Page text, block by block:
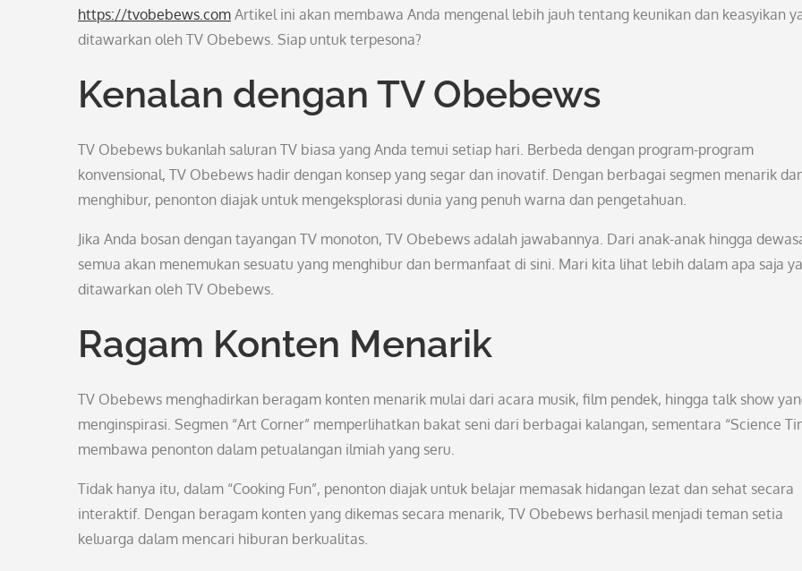
https://tvobebews.com Artikel ini akan membawa Anda mengenal lebih jauh tentang keunikan dan keasyikan
ditawarkan oleh TV Obebews. Siap untuk terpesona?
Kenalan dengan TV Obebews
TV Obebews bukanlah saluran TV biasa yang Anda temui setiap hari. Berbeda dengan program-program
konvensional, TV Obebews hadir dengan konsep yang segar dan inovatif. Dengan berbagai segmen menarik
menghibur, penonton diajak untuk mengeksplorasi dunia yang penuh warna dan pengetahuan.
Jika Anda bosan dengan tayangan TV monoton, TV Obebews adalah jawabannya. Dari anak-anak hingga
semua akan menemukan sesuatu yang menghibur dan bermanfaat di sini. Mari kita lihat lebih dalam apa saja
ditawarkan oleh TV Obebews.
Ragam Konten Menarik
TV Obebews menghadirkan beragam konten menarik mulai dari acara musik, film pendek, hingga talk show
menginspirasi. Segmen “Art Corner” memperlihatkan bakat seni dari berbagai kalangan, sementara “Science
membawa penonton dalam petualangan ilmiah yang seru.
Tidak hanya itu, dalam “Cooking Fun”, penonton diajak untuk belajar memasak hidangan lezat dan sehat secara
interaktif. Dengan beragam konten yang dikemas secara menarik, TV Obebews berhasil menjadi teman setia
keluarga dalam mencari hiburan berkualitas.